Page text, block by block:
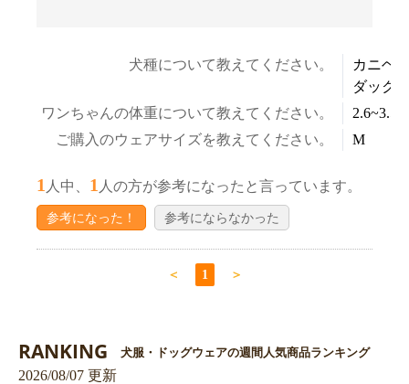
犬種について教えてください。
カニヘ
ダック
ワンちゃんの体重について教えてください。
ご購入のウェアサイズを教えてください。
M
1 人中、 1 人の方が参考になったと言っています。
参考になった！ 参考にならなかった
＜ 1 ＞
RANKING 犬服・ドッグウェアの週間人気商品ランキング
2026/08/07 更新